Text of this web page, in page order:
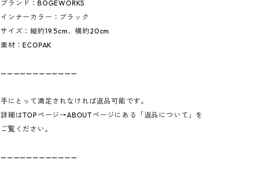
ブランド：BOGEWORKS
インナーカラー：ブラック
サイズ：縦約19.5cm、横約20cm
素材：ECOPAK
————————————
手にとって満足されなければ返品可能です。
詳細はTOPページ→ABOUTページにある「返品について」を
ご覧ください。
————————————